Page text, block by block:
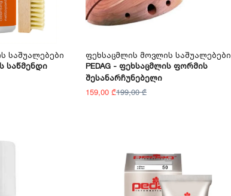
Საშუალებები
Საწმენდი
Ფეხსაცმლის Მოვლის Საშუალებები
PEDAG - Ფეხსაცმლის Ფორმის
Შესანარჩუნებელი
159,00 ₾199,00 ₾